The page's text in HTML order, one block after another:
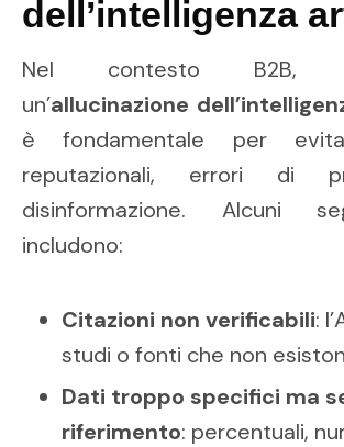
dell’intelligenza
Nel contesto B2B,
un’allucinazione
è fondamentale per
reputazionali, errori di
disinformazione. Alcuni
includono:
Citazioni non verificabili:
studi o fonti che non
Dati troppo specifici ma
riferimento: percentuali,